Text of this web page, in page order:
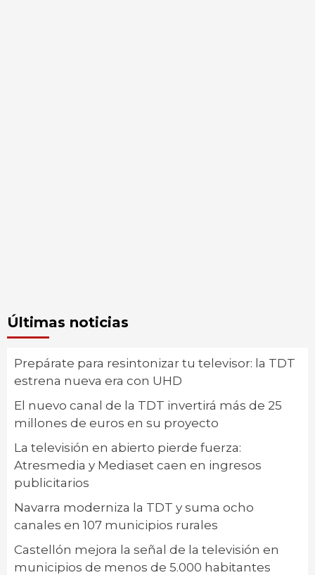
Últimas noticias
Prepárate para resintonizar tu televisor: la TDT
estrena nueva era con UHD
El nuevo canal de la TDT invertirá más de 25
millones de euros en su proyecto
La televisión en abierto pierde fuerza:
Atresmedia y Mediaset caen en ingresos
publicitarios
Navarra moderniza la TDT y suma ocho
canales en 107 municipios rurales
Castellón mejora la señal de la televisión en
municipios de menos de 5.000 habitantes